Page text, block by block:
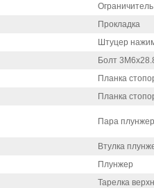
Прокладка
Штуцер
Болт
Планка
Планка
Пара
Втулка
Плунжер
Тарелка